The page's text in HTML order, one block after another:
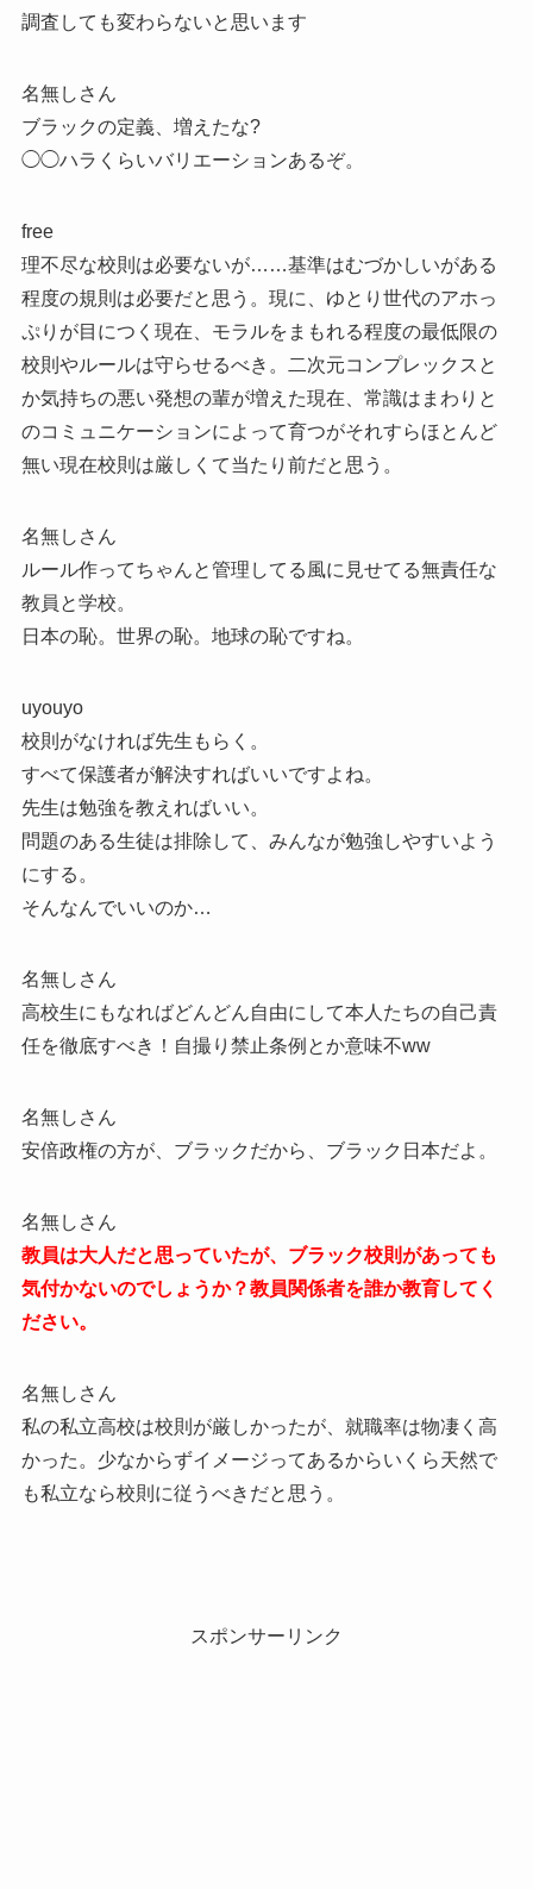
調査しても変わらないと思います
名無しさん
ブラックの定義、増えたな?
◯◯ハラくらいバリエーションあるぞ。
free
理不尽な校則は必要ないが……基準はむづかしいがある
程度の規則は必要だと思う。現に、ゆとり世代のアホっ
ぷりが目につく現在、モラルをまもれる程度の最低限の
校則やルールは守らせるべき。二次元コンプレックスと
か気持ちの悪い発想の輩が増えた現在、常識はまわりと
のコミュニケーションによって育つがそれすらほとんど
無い現在校則は厳しくて当たり前だと思う。
名無しさん
ルール作ってちゃんと管理してる風に見せてる無責任な
教員と学校。
日本の恥。世界の恥。地球の恥ですね。
uyouyo
校則がなければ先生もらく。
すべて保護者が解決すればいいですよね。
先生は勉強を教えればいい。
問題のある生徒は排除して、みんなが勉強しやすいよう
にする。
そんなんでいいのか…
名無しさん
高校生にもなればどんどん自由にして本人たちの自己責
任を徹底すべき！自撮り禁止条例とか意味不ww
名無しさん
安倍政権の方が、ブラックだから、ブラック日本だよ。
名無しさん
教員は大人だと思っていたが、ブラック校則があっても
気付かないのでしょうか？教員関係者を誰か教育してく
ださい。
名無しさん
私の私立高校は校則が厳しかったが、就職率は物凄く高
かった。少なからずイメージってあるからいくら天然で
も私立なら校則に従うべきだと思う。
スポンサーリンク